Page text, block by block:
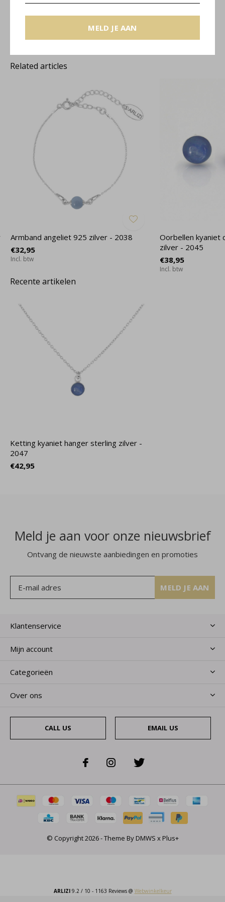
MELD JE AAN
Maattabel
Related articles
Armband angeliet 925 zilver - 2038
€32,95
Incl. btw
Oorbellen kyaniet
zilver - 2045
€38,95
Incl. btw
Recente artikelen
Ketting kyaniet hanger sterling zilver -
2047
€42,95
Meld je aan voor onze nieuwsbrief
Ontvang de nieuwste aanbiedingen en promoties
MELD JE AAN
Klantenservice
Mijn account
Categorieën
Over ons
CALL US EMAIL US
© Copyright2026- Theme ByDMWS xPlus+
ARLIZI9.2/ 10 - 1163 Reviews @ Webwinkelkeur